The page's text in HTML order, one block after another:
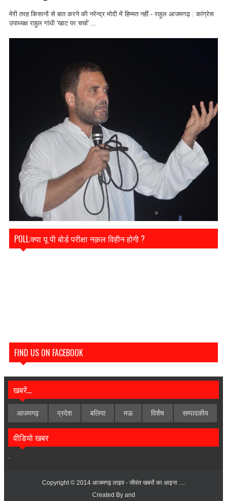
मेरी तरह किसानों से बात करने की नरेन्द्र मोदी में हिम्मत नहीं - राहुल आजमगढ़ : कांग्रेस
उपाध्यक्ष राहुल गांधी 'खाट पर चर्चा' ...
POLL:क्या यू पी बोर्ड परीक्षा नक़ल विहीन होगी ?
FIND US ON FACEBOOK
खबरें...
आजमगढ़ प्रदेश बलिया मऊ विशेेष सम्पादकीय
वीडियो खबर
.
Copyright © 2014 आजमगढ़ लाइव - जीवंत खबरों का आइना ....
Created By and